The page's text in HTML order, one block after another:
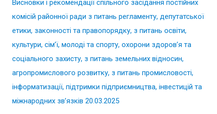
Висновки і рекомендації спільного засідання постійних
комісій районної ради з питань регламенту, депутатської
етики, законності та правопорядку, з питань освіти,
культури, сім’ї, молоді та спорту, охорони здоров’я та
соціального захисту, з питань земельних відносин,
агропромислового розвитку, з питань промисловості,
інформатизації, підтримки підприємництва, інвестицій та
міжнародних зв’язків 20.03.2025